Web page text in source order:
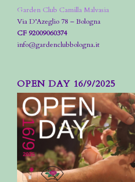
Garden Club Camilla Malvasia
Via D’Azeglio 78 – Bologna
CF 92009060374
info@gardenclubbologna.it
OPEN DAY 16/9/2025